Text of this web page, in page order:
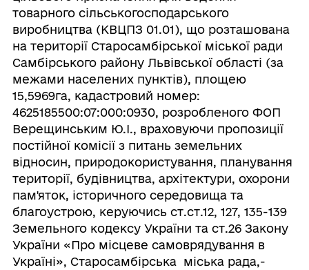
товарного сільськогосподарського
виробництва (КВЦПЗ 01.01), що розташована
на території Старосамбірської міської ради
Самбірського району Львівської області (за
межами населених пунктів), площею
15,5969га, кадастровий номер:
4625185500:07:000:0930, розробленого ФОП
Верещинським Ю.І., враховуючи пропозиції
постійної комісії з питань земельних
відносин, природокористування, планування
території, будівництва, архітектури, охорони
пам'яток, історичного середовища та
благоустрою, керуючись ст.ст.12, 127, 135-139
Земельного кодексу України та ст.26 Закону
України «Про місцеве самоврядування в
Україні», Старосамбірська міська рада,-